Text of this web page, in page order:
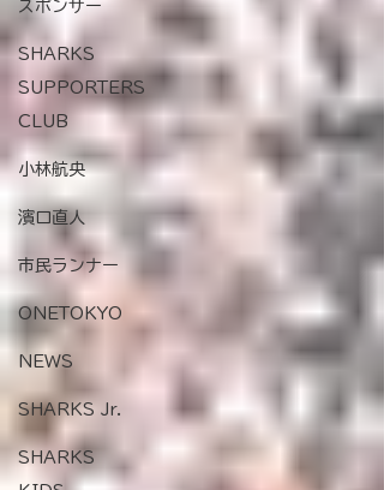
スポンサー
SHARKS
SUPPORTERS
CLUB
小林航央
濱口直人
市民ランナー
ONETOKYO
NEWS
SHARKS Jr.
SHARKS